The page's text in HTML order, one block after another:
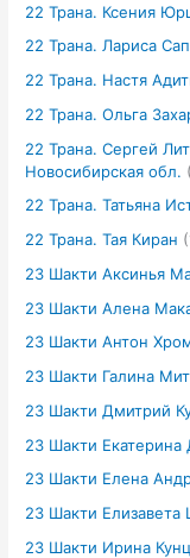
22 Трана. Ксения
22 Трана. Лариса
22 Трана. Настя
22 Трана. Ольга
22 Трана. Сергей
Новосибирская обл.
22 Трана. Татьяна
22 Трана. Тая Киран
23 Шакти Аксинья
23 Шакти Алена
23 Шакти Антон
23 Шакти Галина
23 Шакти Дмитрий
23 Шакти Екатерина
23 Шакти Елена
23 Шакти Елизавета
23 Шакти Ирина